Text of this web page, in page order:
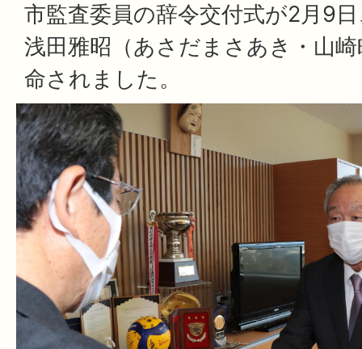
市監査委員の辞令交付式が2月9
浅田雅昭（あさだまさあき・山
命されました。